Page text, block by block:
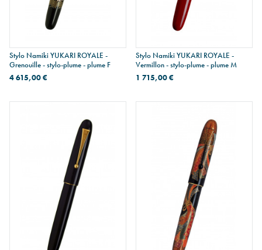
Stylo Namiki YUKARI ROYALE -
Grenouille - stylo-plume - plume F
4 615,00 €
Stylo Namiki YUKARI ROYALE -
Vermillon - stylo-plume - plume M
1 715,00 €